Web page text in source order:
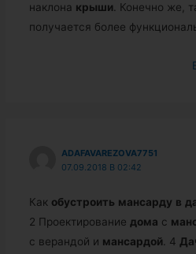
наклона крыши . Конечно же,
получается более
ADAFAVAREZOVA7751
07.09.2018 В 02:42
Как обустроить мансарду в
2 Проектирование дома с
с верандой и мансардой. 4